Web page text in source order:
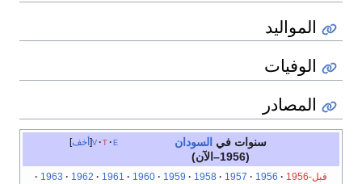
المواليد
الوفيات
المصادر
أخف v t e سنوات في السودان
(1956–الآن)
قبل-1956 1956
1957
1958
1959
1960
1961
1962
1963